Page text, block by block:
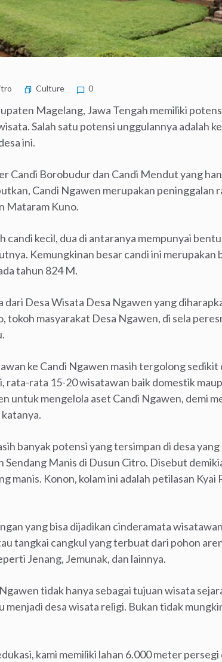
Culture 0
Magelang, Jawa Tengah memiliki
Salah satu potensi unggulannya adalah
ini.
Candi Borobudur dan Candi Mendut yang
Candi Ngawen merupakan peninggalan
Mataram Kuno.
candi kecil, dua di antaranya mempunyai
Kemungkinan besar candi ini merupakan
tahun 824 M.
dari Desa Wisata Desa Ngawen yang
tokoh masyarakat Desa Ngawen, di sela
ke Candi Ngawen masih tergolong sedikit
rata-rata 15-20 wisatawan baik domestik
untuk mengelola aset Candi Ngawen, demi
banyak potensi yang tersimpan di desa
Sendang Manis di Dusun Citro. Disebut
manis. Konon, kolam ini adalah petilasan Kyai
yang bisa dijadikan cinderamata
tangkai cangkul yang terbuat dari pohon
Jenang, Jemunak, dan lainnya.
tidak hanya sebagai tujuan wisata
desa wisata religi. Bukan tidak
kami memiliki lahan 6.000 meter